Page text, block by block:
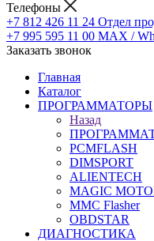
Телефоны
+7 812 426 11 24 Отдел
+7 995 595 11 00 MAX /
Заказать звонок
Главная
Каталог
ПРОГРАММАТОРЫ
Назад
PCMFLASH
DIMSPORT
ALIENTECH
MAGIC
MMC Flasher
OBDSTAR
ДИАГНОСТИКА